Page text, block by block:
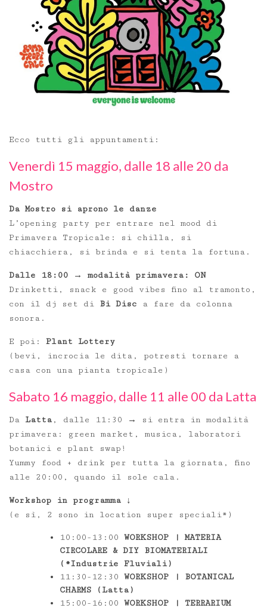
Ecco tutti gli appuntamenti:
Venerdì 15 maggio, dalle 18 alle 20 da
Mostro
Da Mostro si aprono le danze
L’opening party per entrare nel mood di
Primavera Tropicale: si chilla, si
chiacchiera, si brinda e si tenta la fortuna.
Dalle 18:00 → modalità primavera: ON
Drinketti, snack e good vibes fino al tramonto,
con il dj set di Bi Disc a fare da colonna
sonora.
E poi: Plant Lottery
(bevi, incrocia le dita, potresti tornare a
casa con una pianta tropicale)
Sabato 16 maggio, dalle 11 alle 00 da Latta
Da Latta , dalle 11:30 → si entra in modalità
primavera: green market, musica, laboratori
botanici e plant swap!
Yummy food + drink per tutta la giornata, fino
alle 20:00, quando il sole cala.
Workshop in programma
↓
(e sì, 2 sono in location super speciali*)
10:00-13:00 WORKSHOP | MATERIA
CIRCOLARE & DIY BIOMATERIALI
(*Industrie Fluviali)
11:30-12:30 WORKSHOP | BOTANICAL
CHARMS (Latta)
15:00-16:00 WORKSHOP | TERRARIUM